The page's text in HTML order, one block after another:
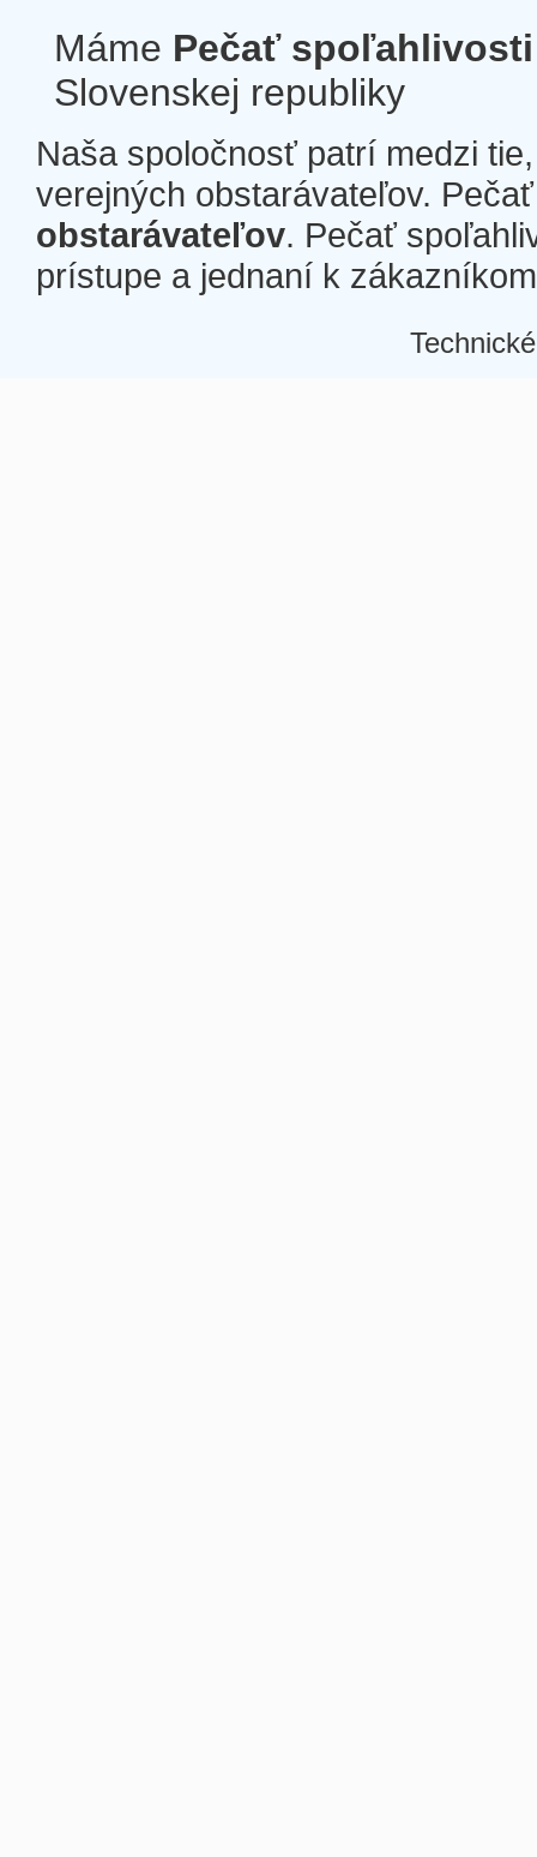
Máme Pečať spoľahlivosti
Slovenskej republiky
Naša spoločnosť patrí medzi
verejných obstarávateľov.
obstarávateľov. Pečať
prístupe a jednaní k